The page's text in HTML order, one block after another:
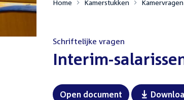
Home Kamerstukken Kamervragen
Schriftelijke vragen
:Interim-
Open document